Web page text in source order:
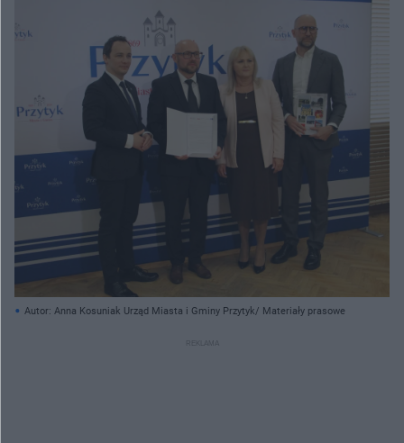
Autor: Anna Kosuniak Urząd Miasta i Gminy Przytyk/ Materiały prasowe